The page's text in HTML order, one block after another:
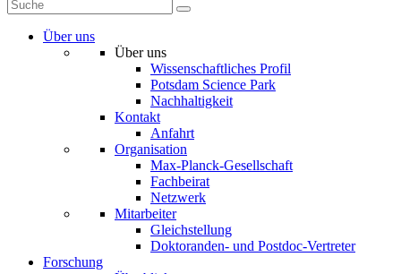
Über uns
Über uns
Wissenschaftliches Profil
Potsdam Science Park
Nachhaltigkeit
Kontakt
Anfahrt
Organisation
Max-Planck-Gesellschaft
Fachbeirat
Netzwerk
Mitarbeiter
Gleichstellung
Doktoranden- und Postdoc-Vertreter
Forschung